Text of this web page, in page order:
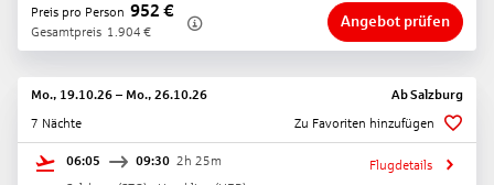
Preis pro Person 952 €
Gesamtpreis 1.904 €
Angebot prüfen
Mo., 19.10.26 – Mo., 26.10.26 AbSalzburg
7 Nächte
Zu Favoriten hinzufügen
06:05 09:30 2h 25m
Flugdetails